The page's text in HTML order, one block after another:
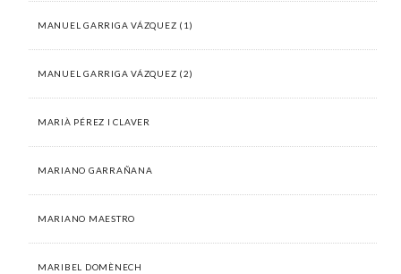
MANUEL GARRIGA VÁZQUEZ (1)
MANUEL GARRIGA VÁZQUEZ (2)
MARIÀ PÉREZ I CLAVER
MARIANO GARRAÑANA
MARIANO MAESTRO
MARIBEL DOMÈNECH